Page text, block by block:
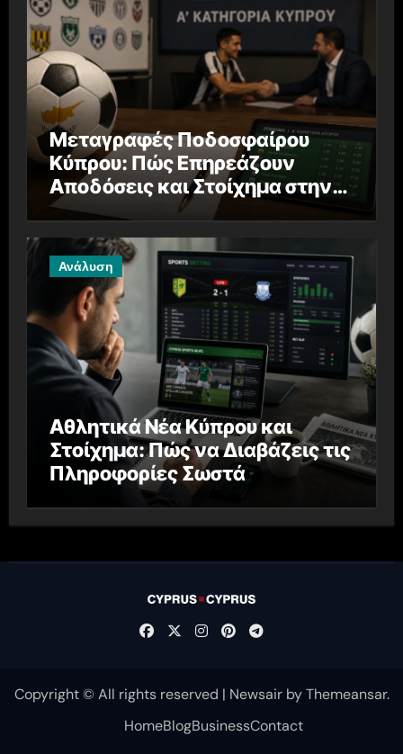
Μεταγραφές Ποδοσφαίρου
Κύπρου: Πώς Επηρεάζουν
Αποδόσεις και Στοίχημα στην
Α’ Κατηγορία
Ανάλυση
Αθλητικά Νέα Κύπρου και
Στοίχημα: Πώς να Διαβάζεις τις
Πληροφορίες Σωστά
Copyright © All rights reserved | NewsairbyThemeansar.
HomeBlogBusinessContact